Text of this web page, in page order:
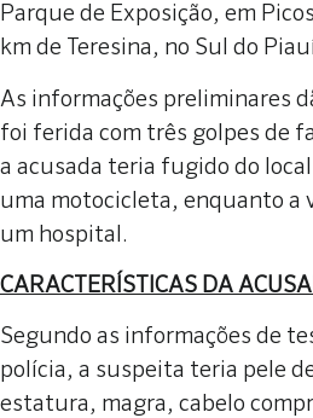
Parque de Exposição, em
km de Teresina, no Sul do
As informações preliminares
foi ferida com três golpes de
a acusada teria fugido do local
uma motocicleta, enquanto a
um hospital.
CARACTERÍSTICAS DA
Segundo as informações de
polícia, a suspeita teria pele
estatura, magra, cabelo